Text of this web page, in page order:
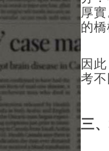
厚
的橋
因
考
三